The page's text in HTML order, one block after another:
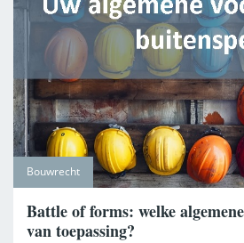
Bouwrecht
Battle of forms: welke
van toepassing?